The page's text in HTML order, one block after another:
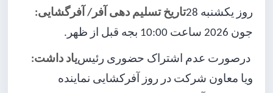
تاریخ تسلیم دهی آفر/ آفرگشایی:روز یکشنبه 28
جون 2026 ساعت 10:00 بجه قبل از ظهر.
یاد داشت:درصورت عدم اشتراک حضوری رئیس
ویا معاون شرکت در روز آفرکشایی نماینده